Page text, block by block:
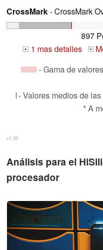
CrossMark- CrossMark
897
+ 1 mas detalles +
- Gama de
- Valores medios de
* A
v1.35
Análisis para el
procesador